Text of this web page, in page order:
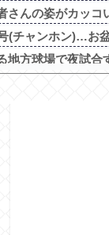
さんの姿がカッコ
(チャンホン)…お
地方球場で夜試合